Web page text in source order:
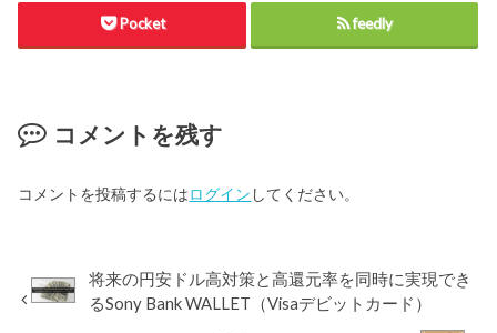
Pocket feedly
コメントを残す
コメントを投稿するにはログイン してください。
将来の円安ドル高対策と高還元率を同時に実現でき
るSony Bank WALLET（Visaデビットカード）